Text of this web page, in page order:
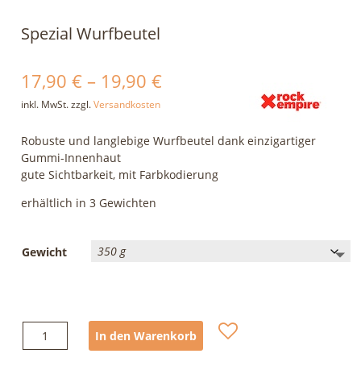
Spezial Wurfbeutel
17,90€ – 19,90€
inkl. MwSt.zzgl.Versandkosten
Robuste und langlebige Wurfbeutel dank einzigartiger
Gummi-Innenhaut
gute Sichtbarkeit, mit Farbkodierung
erhältlich in 3 Gewichten
Gewicht
Spezial
Wurfbeutel
In den Warenkorb